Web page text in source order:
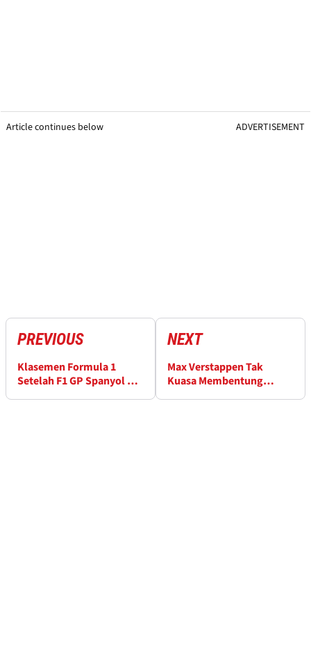
Article continues below ADVERTISEMENT
PREVIOUS
Klasemen Formula 1
Setelah F1 GP Spanyol di
NEXT
Max Verstappen Tak
Kuasa Membentung